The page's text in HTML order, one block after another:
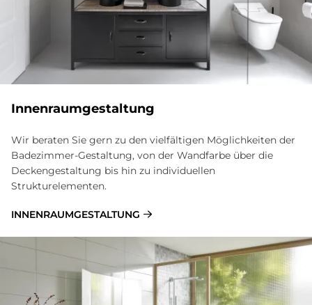
In­nen­raum­ge­stal­tung
Wir beraten Sie gern zu den vielfältigen Möglichkeiten der
Badezimmer-Gestaltung, von der Wandfarbe über die
Deckengestaltung bis hin zu individuellen
Strukturelementen.
INNENRAUMGESTALTUNG